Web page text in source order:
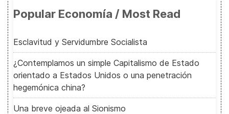
Popular Economía / Most Read
Esclavitud y Servidumbre Socialista
¿Contemplamos un simple Capitalismo de Estado
orientado a Estados Unidos o una penetración
hegemónica china?
Una breve ojeada al Sionismo